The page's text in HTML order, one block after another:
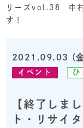
リーズvol.38 中村
す！
2021.09.03 (
イベント ひ
【終了しま
ト・リサイ